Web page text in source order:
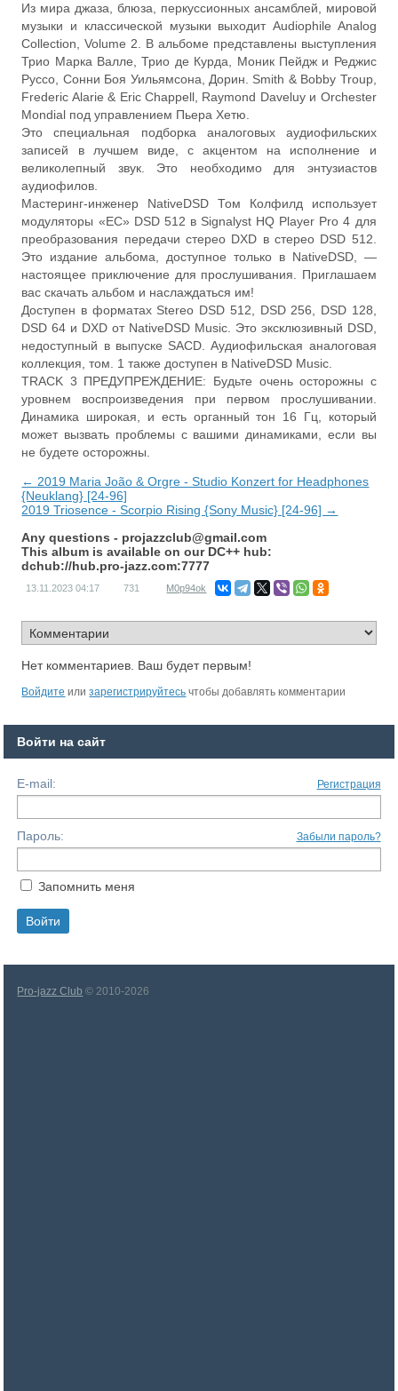
Из мира джаза, блюза, перкуссионных ансамблей, мировой
музыки и классической музыки выходит Audiophile Analog
Collection, Volume 2. В альбоме представлены выступления
Трио Марка Валле, Трио де Курда, Моник Пейдж и Реджис
Руссо, Сонни Боя Уильямсона, Дорин. Smith & Bobby Troup,
Frederic Alarie & Eric Chappell, Raymond Daveluy и Orchester
Mondial под управлением Пьера Хетю.
Это специальная подборка аналоговых аудиофильских
записей в лучшем виде, с акцентом на исполнение и
великолепный звук. Это необходимо для энтузиастов
аудиофилов.
Мастеринг-инженер NativeDSD Том Колфилд использует
модуляторы «EC» DSD 512 в Signalyst HQ Player Pro 4 для
преобразования передачи стерео DXD в стерео DSD 512.
Это издание альбома, доступное только в NativeDSD, —
настоящее приключение для прослушивания. Приглашаем
вас скачать альбом и наслаждаться им!
Доступен в форматах Stereo DSD 512, DSD 256, DSD 128,
DSD 64 и DXD от NativeDSD Music. Это эксклюзивный DSD,
недоступный в выпуске SACD. Аудиофильская аналоговая
коллекция, том. 1 также доступен в NativeDSD Music.
TRACK 3 ПРЕДУПРЕЖДЕНИЕ: Будьте очень осторожны с
уровнем воспроизведения при первом прослушивании.
Динамика широкая, и есть органный тон 16 Гц, который
может вызвать проблемы с вашими динамиками, если вы
не будете осторожны.
← 2019 Maria João & Orgre - Studio Konzert for Headphones
{Neuklang} [24-96]
2019 Triosence - Scorpio Rising {Sony Music} [24-96] →
Any questions - projazzclub@gmail.com
This album is available on our DC++ hub:
dchub://hub.pro-jazz.com:7777
13.11.2023 04:17 731 M0p94ok
Нет комментариев. Ваш будет первым!
Войдите илизарегистрируйтесь чтобы добавлять комментарии
Войти на сайт
E-mail: Регистрация
Пароль: Забыли пароль?
Запомнить меня
Pro-jazz Club © 2010-2026